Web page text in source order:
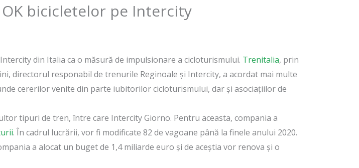
bicicletelor pe Intercity
din Italia ca o măsură de impulsionare a cicloturismului. Trenitalia, prin
directorul responabil de trenurile Reginoale și Intercity, a acordat mai multe
cererilor venite din parte iubitorilor cicloturismului, dar și asociațiilor de
tipuri de tren, între care Intercity Giorno. Pentru aceasta, compania a
. În cadrul lucrării, vor fi modificate 82 de vagoane până la finele anului 2020.
a alocat un buget de 1,4 miliarde euro și de aceștia vor renova și o